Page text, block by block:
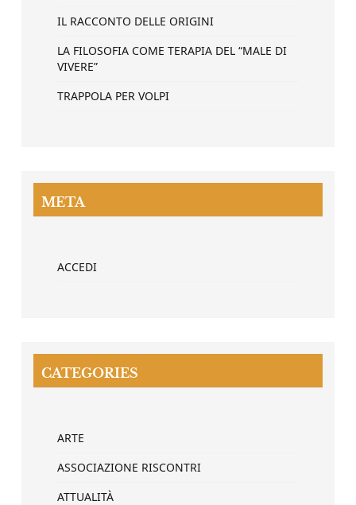
IL RACCONTO DELLE ORIGINI
LA FILOSOFIA COME TERAPIA DEL “MALE DI
VIVERE”
TRAPPOLA PER VOLPI
META
ACCEDI
CATEGORIES
ARTE
ASSOCIAZIONE RISCONTRI
ATTUALITÀ